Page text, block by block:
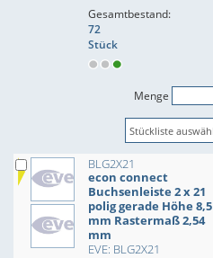
Gesamtbestand:
72
Stück
Menge
BLG2X21
econ connect
Buchsenleiste 2 x 21
polig gerade Höhe 8,5
mm Rastermaß 2,54
mm
EVE: BLG2X21